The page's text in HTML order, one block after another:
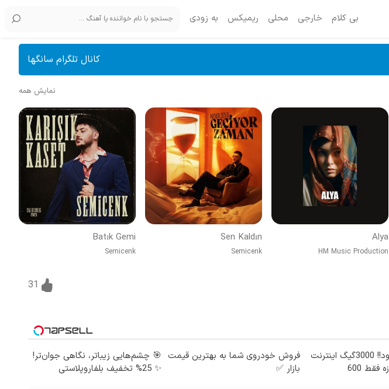
بی کلام خارجی محلی ریمیکس به زودی
کانال تلگرام سانگها
نمایش همه
Alya
HM Music Production
Sen Kaldın
Semicenk
Batık Gemi
Semicenk
31
⏳فرصت محدود!! 3000گیگ اینترنت
خانگی 180 روزه فقط 600
فروش خودروی شما به بهترین قیمت
بازار ✅
🎯 چشم‌هایی زیباتر، نگاهی جوان‌تر!
✨ 25% تخفیف بلفاروپلاستی